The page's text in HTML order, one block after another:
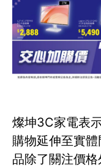
燦坤3C家電表
購物延伸至實
品除了關注價